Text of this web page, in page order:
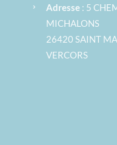
› Adresse : 5
MICHALONS
26420 SAINT
VERCORS